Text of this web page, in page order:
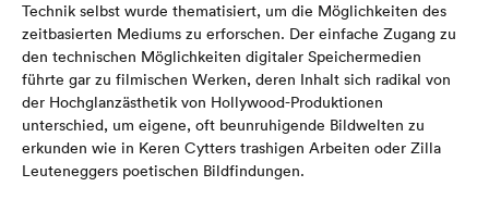
Technik selbst wurde thematisiert, um die Möglichkeiten des
zeitbasierten Mediums zu erforschen. Der einfache Zugang zu
den technischen Möglichkeiten digitaler Speichermedien
führte gar zu filmischen Werken, deren Inhalt sich radikal von
der Hochglanzästhetik von Hollywood-Produktionen
unterschied, um eigene, oft beunruhigende Bildwelten zu
erkunden wie in Keren Cytters trashigen Arbeiten oder Zilla
Leuteneggers poetischen Bildfindungen.